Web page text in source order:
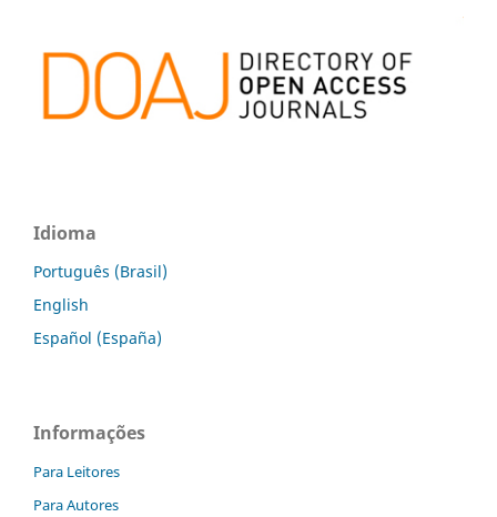
Idioma
Português (Brasil)
English
Español (España)
Informações
Para Leitores
Para Autores